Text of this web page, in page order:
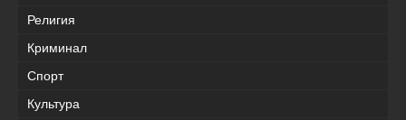
Религия
Криминал
Спорт
Культура